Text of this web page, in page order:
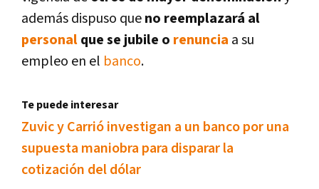
además dispuso queno reemplazará al
personalque se jubile o renuncia a su
empleo en el banco.
Te puede interesar
Zuvic y Carrió investigan a un banco por una
supuesta maniobra para disparar la
cotización del dólar